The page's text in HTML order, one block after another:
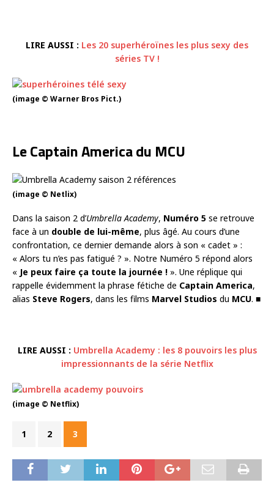
LIRE AUSSI : Les 20 superhéroïnes les plus sexy des
séries TV !
(image © Warner Bros Pict.)
Le Captain America du MCU
(image © Netlix)
Dans la saison 2 d’Umbrella Academy, Numéro 5 se retrouve
face à un double de lui-même, plus âgé. Au cours d’une
confrontation, ce dernier demande alors à son « cadet » :
« Alors tu n’es pas fatigué ? ». Notre Numéro 5 répond alors
« Je peux faire ça toute la journée ! ». Une réplique qui
rappelle évidemment la phrase fétiche de Captain America,
alias Steve Rogers, dans les films Marvel Studios du MCU. ■
LIRE AUSSI : Umbrella Academy : les 8 pouvoirs les plus
impressionnants de la série Netflix
(image © Netflix)
1 2 3